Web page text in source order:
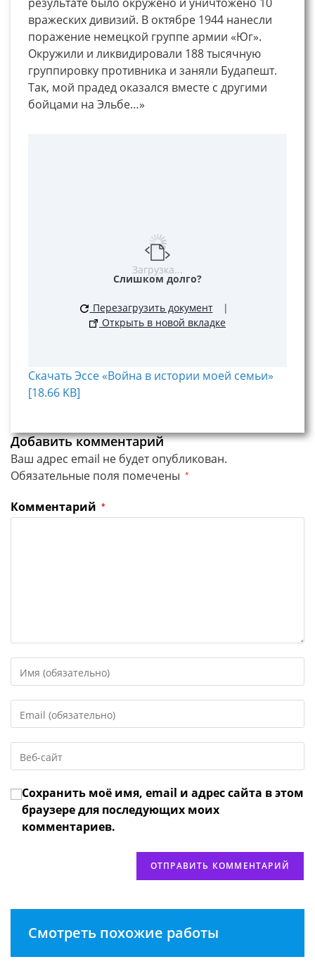
вражеских дивизий. В октябре 1944 нанесли
поражение немецкой группе армии «Юг».
Окружили и ликвидировали 188 тысячную
группировку противника и заняли Будапешт.
Так, мой прадед оказался вместе с другими
бойцами на Эльбе…»
Загрузка...
Слишком долго?
Перезагрузить документ
|
Открыть в новой вкладке
Скачать Эссе «Война в истории моей семьи»
[18.66 KB]
Добавить комментарий
Ваш адрес email не будет опубликован.
Обязательные поля помечены *
Комментарий *
свое
или
имя
чтобы
прокомментировать
свой
адрес,
чтобы
URL
веб-
сайта
(необязательно)
Сохранить моё имя, email и адрес сайта в этом
браузере для последующих моих
комментариев.
Смотреть похожие работы